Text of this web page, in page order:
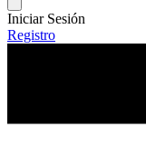
Iniciar Sesión
Registro